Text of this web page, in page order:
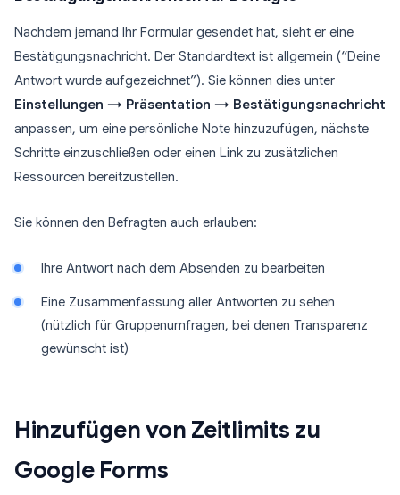
Nachdem jemand Ihr Formular gesendet hat, sieht er eine
Bestätigungsnachricht. Der Standardtext ist allgemein (“Deine
Antwort wurde aufgezeichnet”). Sie können dies unter
Einstellungen → Präsentation → Bestätigungsnachricht
anpassen, um eine persönliche Note hinzuzufügen, nächste
Schritte einzuschließen oder einen Link zu zusätzlichen
Ressourcen bereitzustellen.
Sie können den Befragten auch erlauben:
Ihre Antwort nach dem Absenden zu bearbeiten
Eine Zusammenfassung aller Antworten zu sehen
(nützlich für Gruppenumfragen, bei denen Transparenz
gewünscht ist)
Hinzufügen von Zeitlimits zu
Google Forms